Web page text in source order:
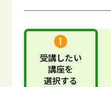
受講したい
講座を
選択する